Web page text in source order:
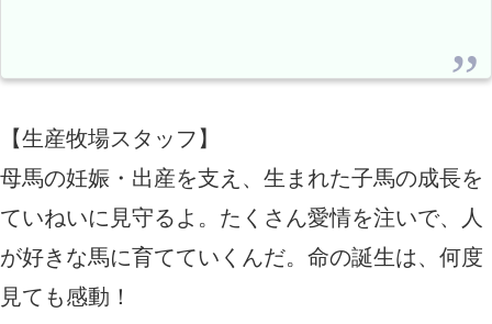
【生産牧場スタッフ】
母馬の妊娠・出産を支え、生まれた子馬の成長を
ていねいに見守るよ。たくさん愛情を注いで、人
が好きな馬に育てていくんだ。命の誕生は、何度
見ても感動！​